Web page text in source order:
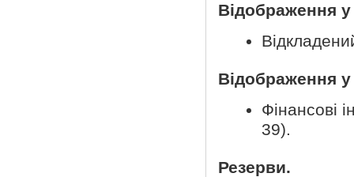
Відображення у
Відображення у
Фінансові
39).
Резерви.